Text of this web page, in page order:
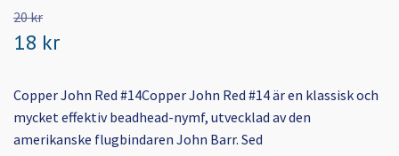
20 kr
18 kr
Copper John Red #14Copper John Red #14 är en klassisk och
mycket effektiv beadhead-nymf, utvecklad av den
amerikanske flugbindaren John Barr. Sed